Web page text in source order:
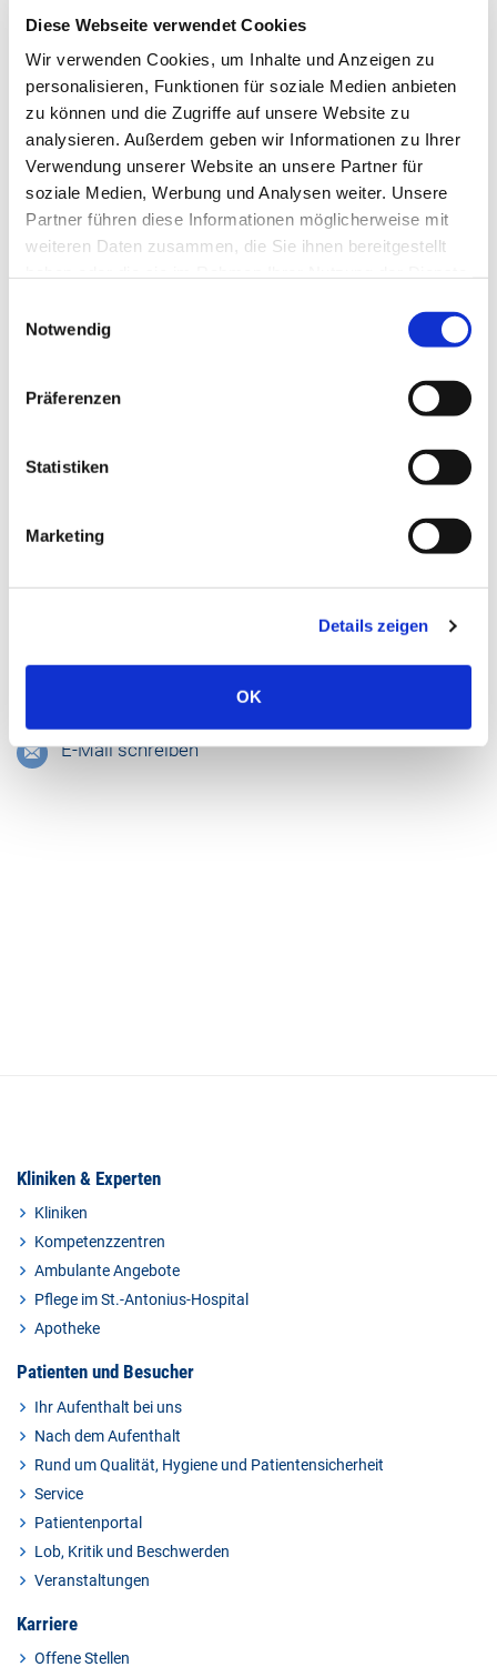
Diese Webseite verwendet Cookies
Wir verwenden Cookies, um Inhalte und Anzeigen zu
personalisieren, Funktionen für soziale Medien anbieten
zu können und die Zugriffe auf unsere Website zu
analysieren. Außerdem geben wir Informationen zu Ihrer
Verwendung unserer Website an unsere Partner für
soziale Medien, Werbung und Analysen weiter. Unsere
Partner führen diese Informationen möglicherweise mit
weiteren Daten zusammen, die Sie ihnen bereitgestellt
Notwendig
Präferenzen
Statistiken
Marketing
Details zeigen
OK
Uroonkologisches Zentrum (UZ)
im St.-Antonius-Hospital
Dechant-Deckers-Str. 8
52249 Eschweiler
Sekretariat
E-Mail schreiben
Urologische Ambulanz
Tel.: 02403 76-1262
E-Mail schreiben
Kliniken & Experten
Kliniken
Kompetenzzentren
Ambulante Angebote
Pflege im St.-Antonius-Hospital
Apotheke
Patienten und Besucher
Ihr Aufenthalt bei uns
Nach dem Aufenthalt
Rund um Qualität, Hygiene und Patientensicherheit
Service
Patientenportal
Lob, Kritik und Beschwerden
Veranstaltungen
Karriere
Offene Stellen